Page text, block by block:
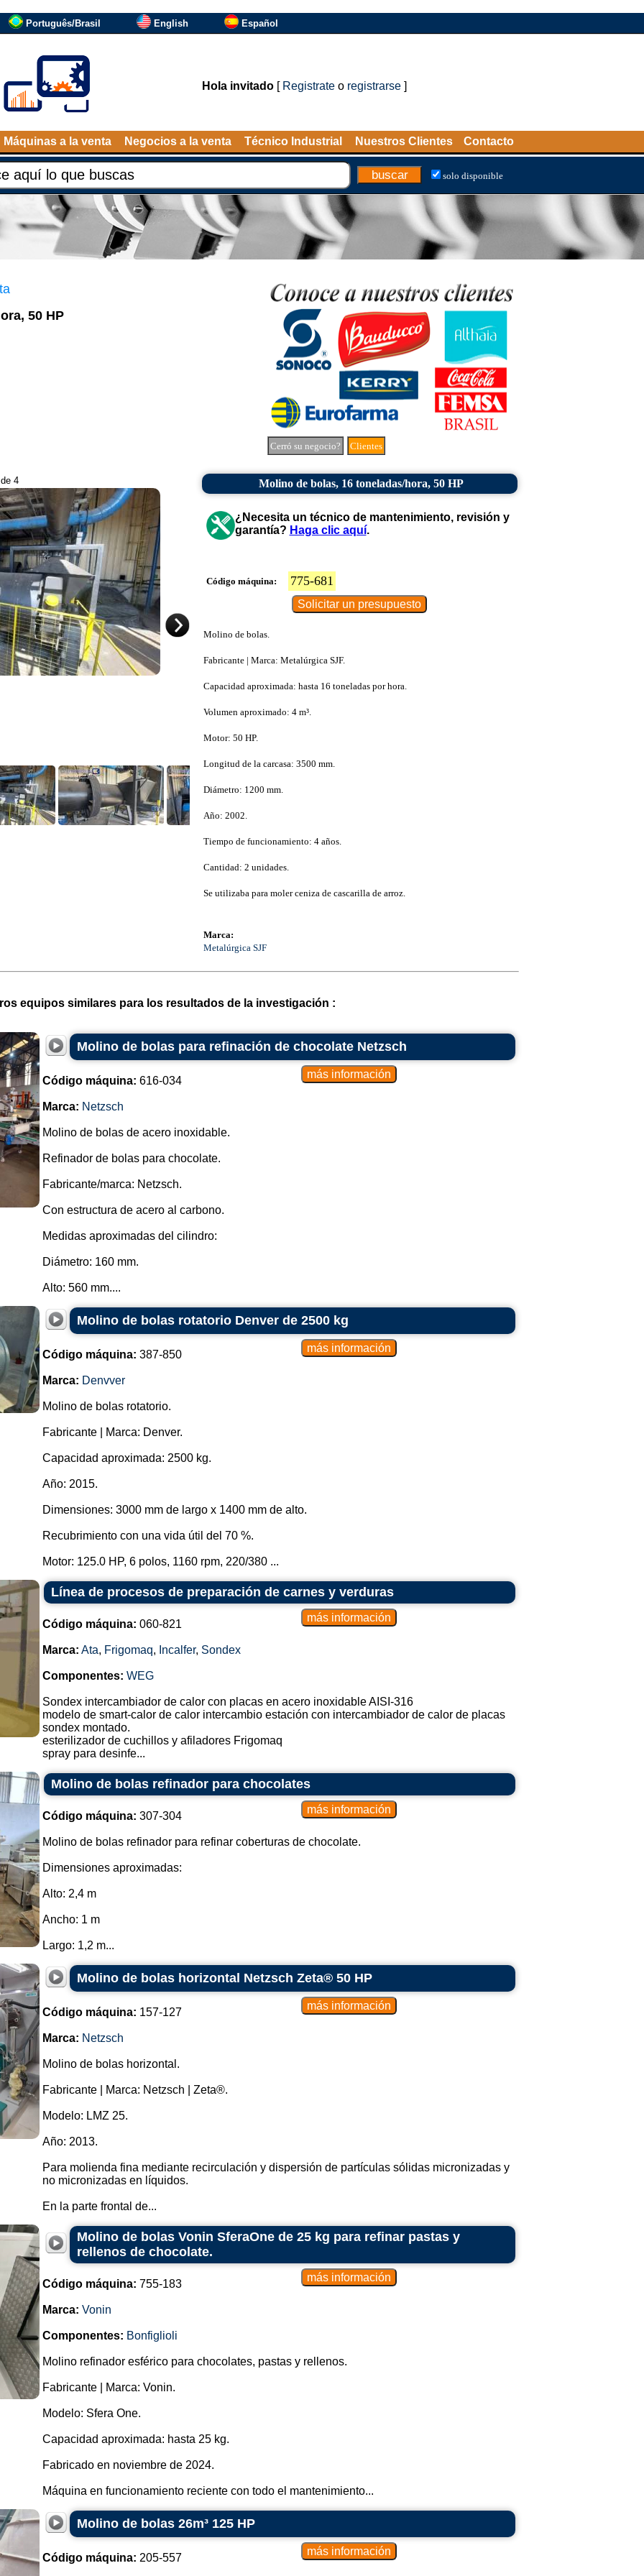
Português/Brasil English Español
Hola invitado[ Registrateo registrarse]
Máquinas a la venta Negocios a la venta Técnico Industrial Nuestros Clientes Contacto
solo disponible
50 HP
Cerró su negocio? Clientes
4 Molino de bolas, 16 toneladas/hora, 50 HP
¿Necesita un técnico de mantenimiento, revisión y
garantía? Haga clic aquí.
Código máquina: 775-681
Molino de bolas.
Fabricante | Marca: Metalúrgica SJF.
Capacidad aproximada: hasta 16 toneladas por hora.
Volumen aproximado: 4 m³.
Motor: 50 HP.
Longitud de la carcasa: 3500 mm.
Diámetro: 1200 mm.
Año: 2002.
Tiempo de funcionamiento: 4 años.
Cantidad: 2 unidades.
Se utilizaba para moler ceniza de cascarilla de arroz.
Marca:
Metalúrgica SJF
equipos similares para los resultados de la investigación :
Molino de bolas para refinación de chocolate Netzsch
Código máquina: 616-034
Marca: Netzsch
Molino de bolas de acero inoxidable.
Refinador de bolas para chocolate.
Fabricante/marca: Netzsch.
Con estructura de acero al carbono.
Medidas aproximadas del cilindro:
Diámetro: 160 mm.
Alto: 560 mm....
Molino de bolas rotatorio Denver de 2500 kg
Código máquina: 387-850
Marca: Denvver
Molino de bolas rotatorio.
Fabricante | Marca: Denver.
Capacidad aproximada: 2500 kg.
Año: 2015.
Dimensiones: 3000 mm de largo x 1400 mm de alto.
Recubrimiento con una vida útil del 70 %.
Motor: 125.0 HP, 6 polos, 1160 rpm, 220/380 ...
Línea de procesos de preparación de carnes y verduras
Código máquina: 060-821
Marca: Ata, Frigomaq, Incalfer, Sondex
Componentes: WEG
Sondex intercambiador de calor con placas en acero inoxidable AISI-316
modelo de smart-calor de calor intercambio estación con intercambiador de calor de placas
sondex montado.
esterilizador de cuchillos y afiladores Frigomaq
spray para desinfe...
Molino de bolas refinador para chocolates
Código máquina: 307-304
Molino de bolas refinador para refinar coberturas de chocolate.
Dimensiones aproximadas:
Alto: 2,4 m
Ancho: 1 m
Largo: 1,2 m...
Molino de bolas horizontal Netzsch Zeta® 50 HP
Código máquina: 157-127
Marca: Netzsch
Molino de bolas horizontal.
Fabricante | Marca: Netzsch | Zeta®.
Modelo: LMZ 25.
Año: 2013.
Para molienda fina mediante recirculación y dispersión de partículas sólidas micronizadas y
no micronizadas en líquidos.
En la parte frontal de...
Molino de bolas Vonin SferaOne de 25 kg para refinar pastas y
rellenos de chocolate.
Código máquina: 755-183
Marca: Vonin
Componentes: Bonfiglioli
Molino refinador esférico para chocolates, pastas y rellenos.
Fabricante | Marca: Vonin.
Modelo: Sfera One.
Capacidad aproximada: hasta 25 kg.
Fabricado en noviembre de 2024.
Máquina en funcionamiento reciente con todo el mantenimiento...
Molino de bolas 26m³ 125 HP
Código máquina: 205-557